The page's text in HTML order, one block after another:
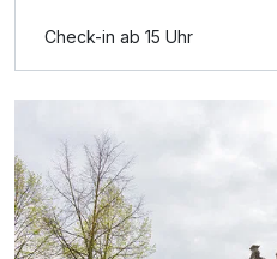
Doppelzimmer Komfort
Check-in ab 15 Uhr